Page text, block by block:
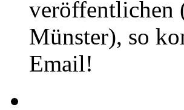
veröffentlichen
Münster), so
Email!